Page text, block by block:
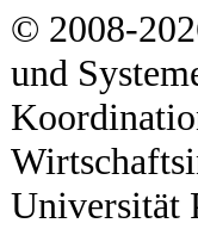
© 2008-
und
Universität